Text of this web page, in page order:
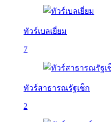
ทัวร์เบลเยี่ยม
7
ทัวร์สาธารณรัฐเช็ก
2